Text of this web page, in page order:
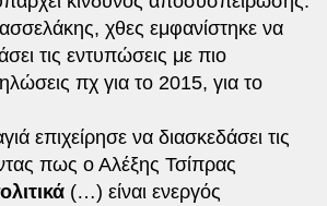
χθες εμφανίστηκε να
τις εντυπώσεις με πιο
πχ για το 2015, για το
επιχείρησε να διασκεδάσει τις
πως ο Αλέξης Τσίπρας
(…) είναι ενεργός